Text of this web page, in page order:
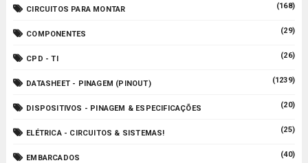
CIRCUITOS PARA MONTAR (168)
COMPONENTES (29)
CPD - TI (26)
DATASHEET - PINAGEM (PINOUT) (1239)
DISPOSITIVOS - PINAGEM & ESPECIFICAÇÕES (20)
ELÉTRICA - CIRCUITOS & SISTEMAS! (25)
EMBARCADOS (40)